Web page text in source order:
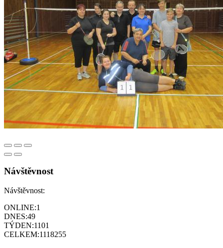
Návštěvnost
Návštěvnost:
ONLINE:1
DNES:49
TÝDEN:1101
CELKEM:1118255